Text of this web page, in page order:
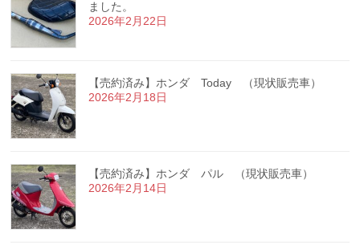
ました。
2026年2月22日
【売約済み】ホンダ Today （現状販売車）
2026年2月18日
【売約済み】ホンダ パル （現状販売車）
2026年2月14日